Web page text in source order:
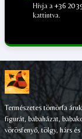
Hívja a +36 20
kattintva.
Természetes tömörfa
figurát, babaházat,
vörösfenyő, tölgy, hárs